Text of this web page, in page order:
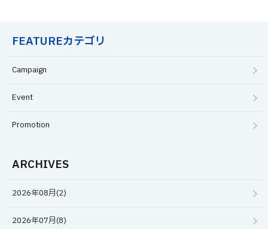
FEATUREカテゴリ
Campaign
Event
Promotion
ARCHIVES
2026年08月(2)
2026年07月(8)